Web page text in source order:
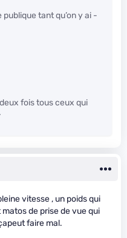
tant qu’on y ai -
fois tous ceux qui
vitesse , un poids qui
de prise de vue qui
faire mal.